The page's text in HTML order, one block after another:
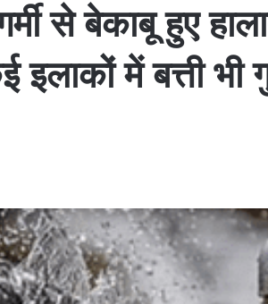
से बेकाबू हुए
इलाकों में बत्ती